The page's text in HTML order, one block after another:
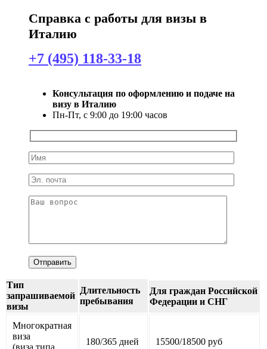
Справка с работы для визы в
Италию
+7 (495) 118-33-18
Консультация по оформлению и подаче на
визу в Италию
Пн-Пт, с 9:00 до 19:00 часов
Тип
запрашиваемой
визы
Длительность
пребывания
Для граждан Российской
Федерации и СНГ
Многократная
виза
(виза типа
180/365 дней 15500/18500 руб